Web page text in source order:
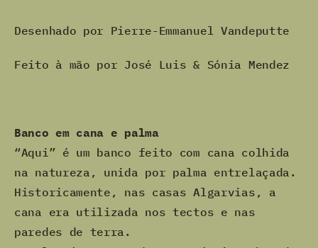
Desenhado por Pierre-Emmanuel Vandeputte
Feito à mão por José Luis & Sónia Mendez
Banco em cana e palma
“Aqui” é um banco feito com cana colhida
na natureza, unida por palma entrelaçada.
Historicamente, nas casas Algarvias, a
cana era utilizada nos tectos e nas
paredes de terra.